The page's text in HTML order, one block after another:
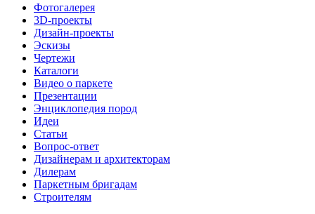
Фотогалерея
3D-проекты
Дизайн-проекты
Эскизы
Чертежи
Каталоги
Видео о паркете
Презентации
Энциклопедия пород
Идеи
Статьи
Вопрос-ответ
Дизайнерам и архитекторам
Дилерам
Паркетным бригадам
Строителям